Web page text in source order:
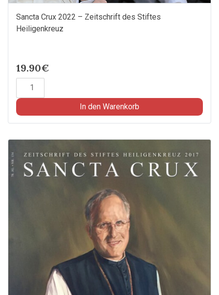
Sancta Crux 2022 – Zeitschrift des Stiftes
Heiligenkreuz
19.90€
Sancta
-
des
Stiftes
Heiligenkreuz
Menge
In den Warenkorb